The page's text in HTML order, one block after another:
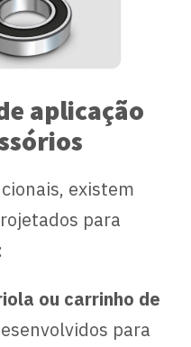
aplicação
existem
para
ou carrinho de
para